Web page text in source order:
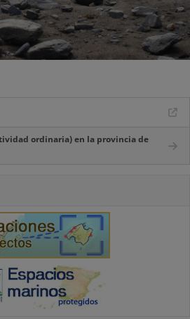
ordinaria) en la provincia de